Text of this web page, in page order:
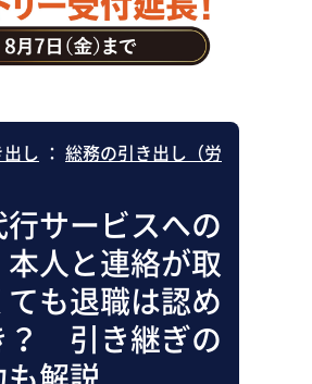
し ： 総務の引き出し（労
サービスへの
人と連絡が取
も退職は認め
？ 引き継ぎの